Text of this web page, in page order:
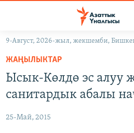
Навигацияга
өтүңүз
Издөөгө
салыңыз
ЭКОНОМИКА
БОРБОР АЗИЯ
АТАЙЫН ИЛИКТӨӨ
9-Август, 2026-жыл, жекшемби,
ЖАҢЫЛЫКТАР
Ысык-Көлдө эс алуу
санитардык абалы
25-Май, 2015